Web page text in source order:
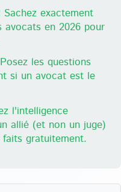
Sachez exactement
avocats en 2026 pour
Posez les questions
si un avocat est le
l'intelligence
allié (et non un juge)
gratuitement.